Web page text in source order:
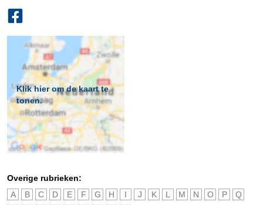
Klik hier om de kaart te
tonen.
Overige rubrieken:
A
B C D E F G H I J K L M N O P
Q